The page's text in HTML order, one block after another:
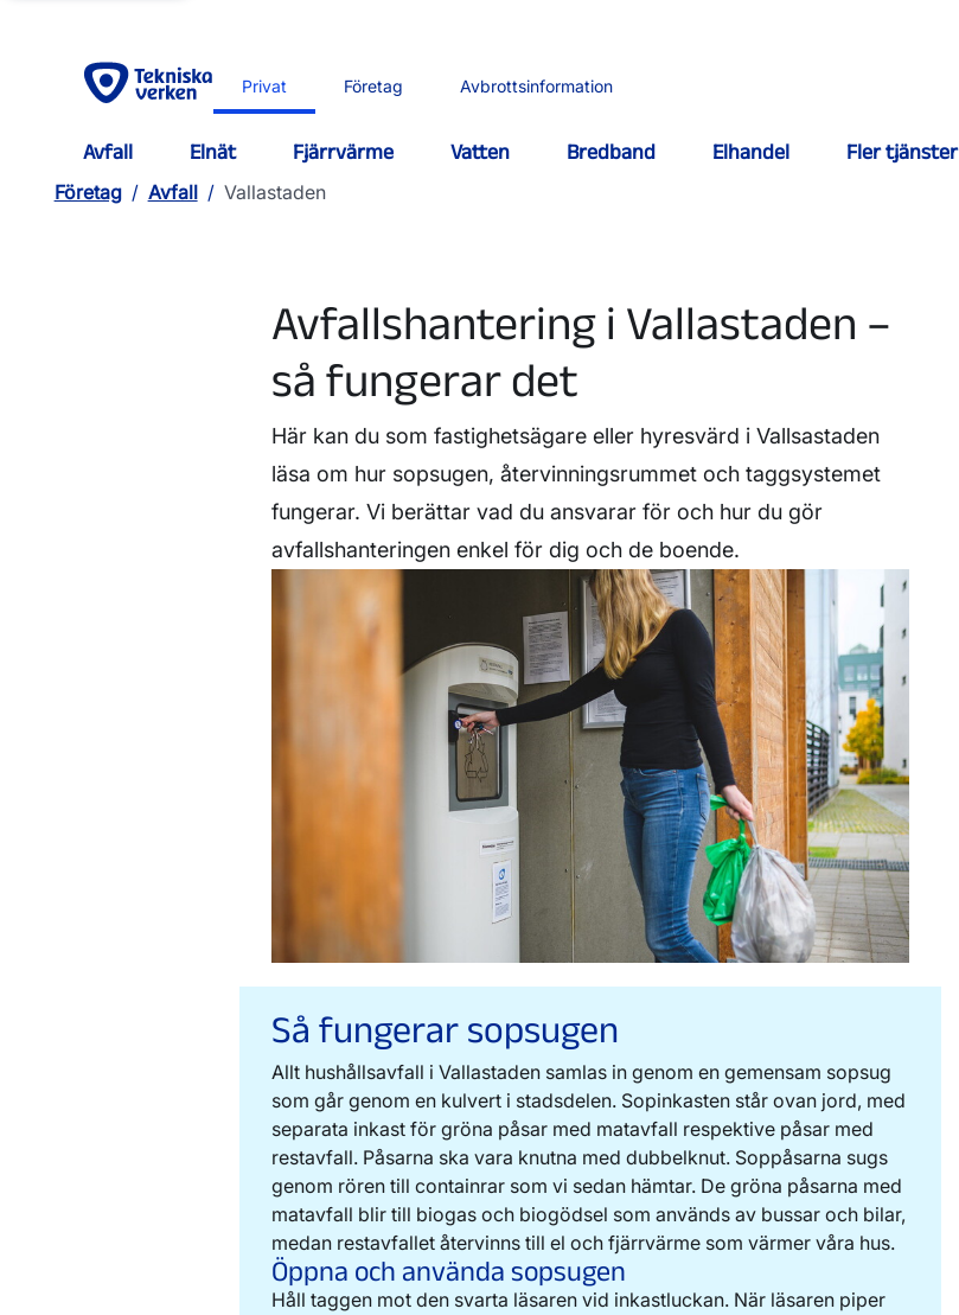
Privat Företag Avbrottsinformation
Avfall Elnät Fjärrvärme Vatten Bredband Elhandel Fler tjänster
Företag / Avfall / Vallastaden
Avfallshantering i Vallastaden –
så fungerar det
Här kan du som fastighetsägare eller hyresvärd i Vallsastaden
läsa om hur sopsugen, återvinningsrummet och taggsystemet
fungerar. Vi berättar vad du ansvarar för och hur du gör
avfallshanteringen enkel för dig och de boende.
Så fungerar sopsugen
Allt hushållsavfall i Vallastaden samlas in genom en gemensam sopsug
som går genom en kulvert i stadsdelen. Sopinkasten står ovan jord, med
separata inkast för gröna påsar med matavfall respektive påsar med
restavfall. Påsarna ska vara knutna med dubbelknut. Soppåsarna sugs
genom rören till containrar som vi sedan hämtar. De gröna påsarna med
matavfall blir till biogas och biogödsel som används av bussar och bilar,
medan restavfallet återvinns till el och fjärrvärme som värmer våra hus.
Öppna och använda sopsugen
Håll taggen mot den svarta läsaren vid inkastluckan. När läsaren piper